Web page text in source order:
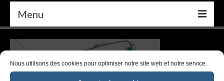
Nous utilisons des cookies pour optimiser notre site web et notre service.
Menu
PEINTURE
DÉCORATION INTÉRIEURE